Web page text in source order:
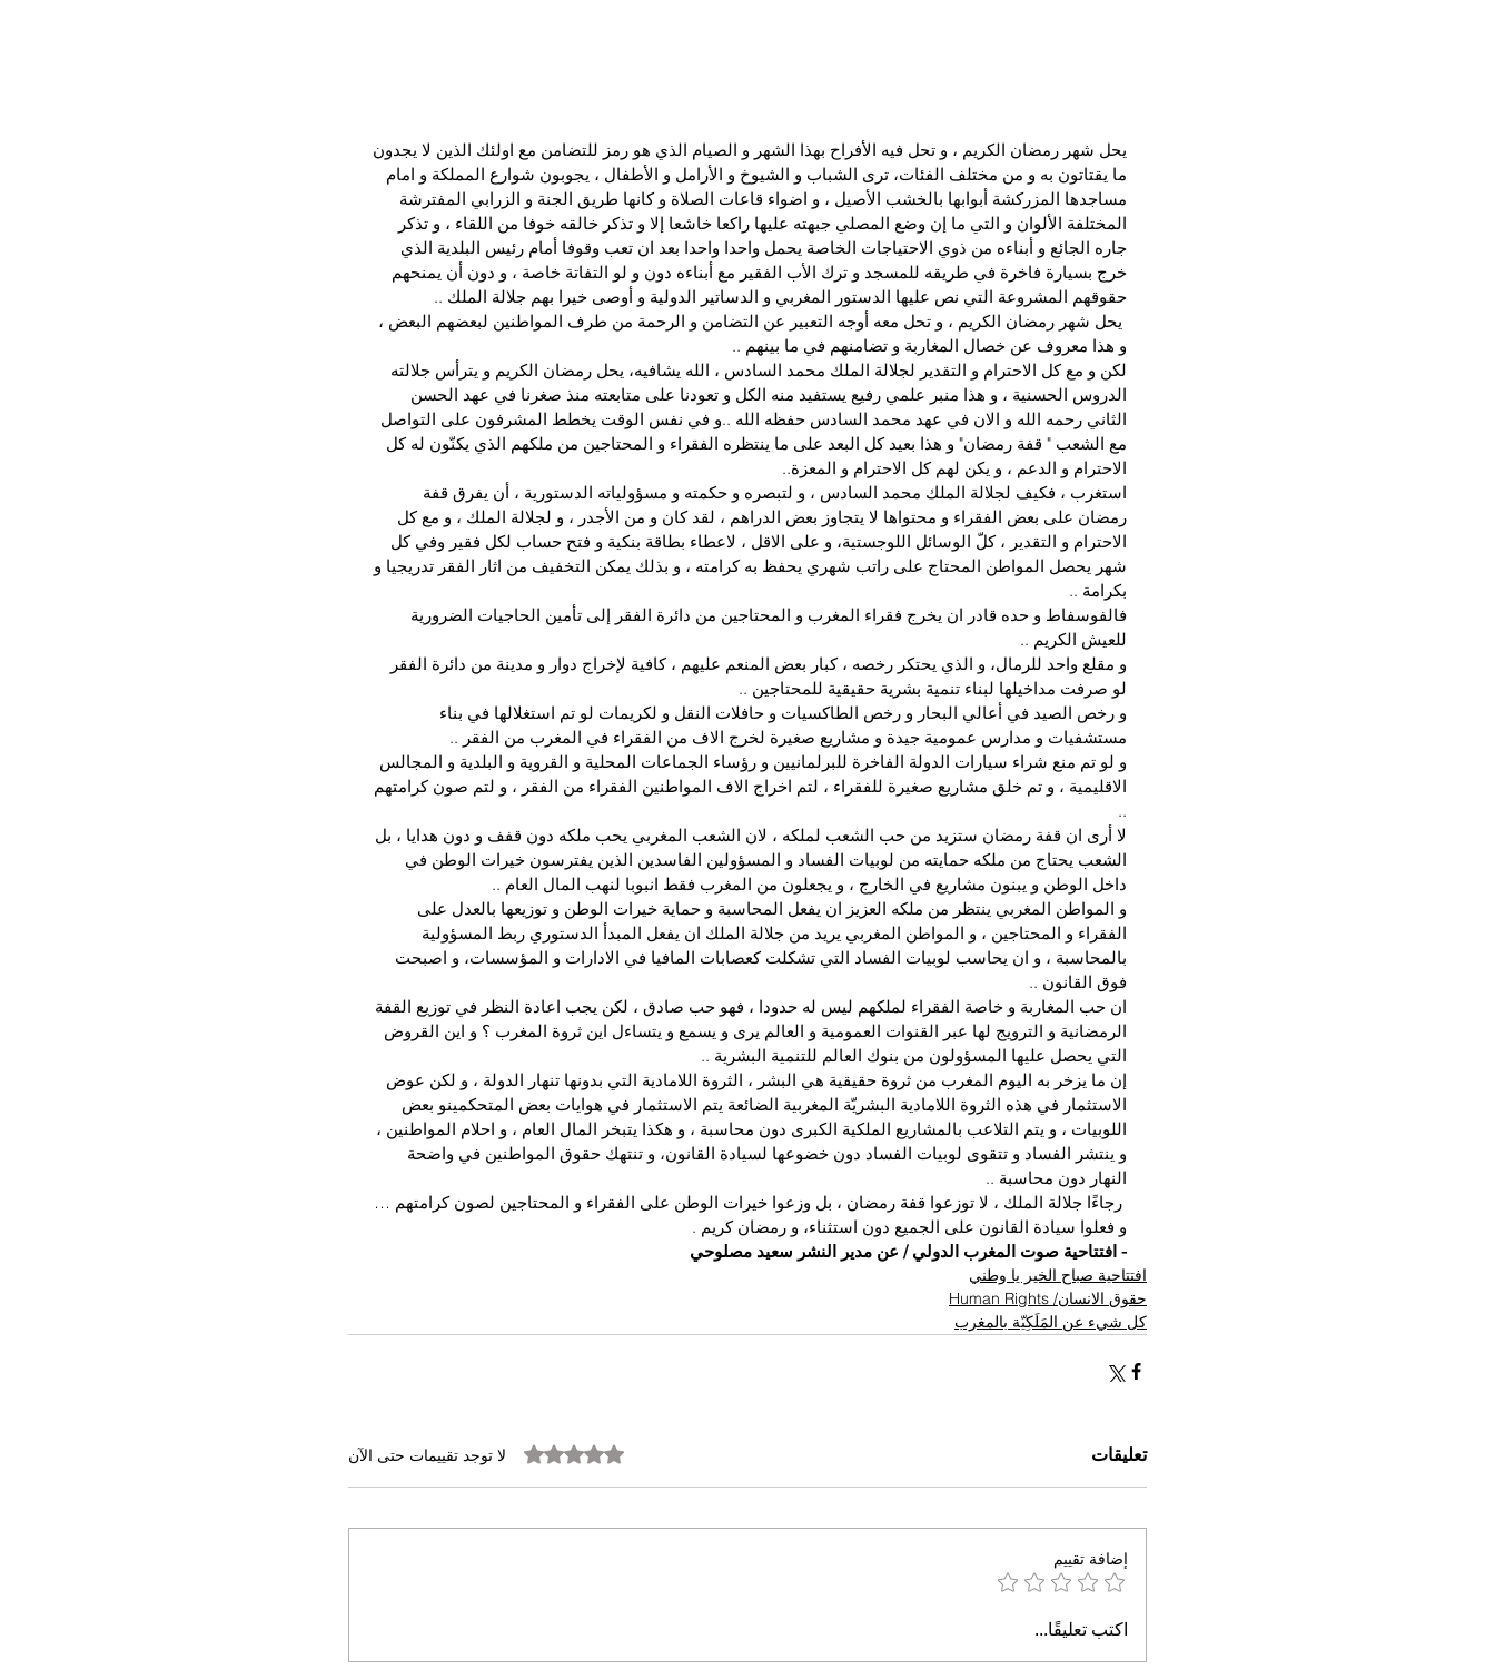
يحل شهر رمضان الكريم ، و تحل فيه الأفراح بهذا الشهر و الصيام الذي هو رمز للتضامن مع اولئك الذين لا يجدون
ما يقتاتون به و من مختلف الفئات، ترى الشباب و الشيوخ و الأرامل و الأطفال ، يجوبون شوارع المملكة و امام
مساجدها المزركشة أبوابها بالخشب الأصيل ، و اضواء قاعات الصلاة و كانها طريق الجنة و الزرابي المفترشة
المختلفة الألوان و التي ما إن وضع المصلي جبهته عليها راكعا خاشعا إلا و تذكر خالقه خوفا من اللقاء ، و تذكر
جاره الجائع و أبناءه من ذوي الاحتياجات الخاصة يحمل واحدا واحدا بعد ان تعب وقوفا أمام رئيس البلدية الذي
خرج بسيارة فاخرة في طريقه للمسجد و ترك الأب الفقير مع أبناءه دون و لو التفاتة خاصة ، و دون أن يمنحهم
حقوقهم المشروعة التي نص عليها الدستور المغربي و الدساتير الدولية و أوصى خيرا بهم جلالة الملك ..
يحل شهر رمضان الكريم ، و تحل معه أوجه التعبير عن التضامن و الرحمة من طرف المواطنين لبعضهم البعض ،
و هذا معروف عن خصال المغاربة و تضامنهم في ما بينهم ..
لكن و مع كل الاحترام و التقدير لجلالة الملك محمد السادس ، الله يشافيه، يحل رمضان الكريم و يترأس جلالته
الدروس الحسنية ، و هذا منبر علمي رفيع يستفيد منه الكل و تعودنا على متابعته منذ صغرنا في عهد الحسن
الثاني رحمه الله و الان في عهد محمد السادس حفظه الله ..و في نفس الوقت يخطط المشرفون على التواصل
مع الشعب " قفة رمضان" و هذا بعيد كل البعد على ما ينتظره الفقراء و المحتاجين من ملكهم الذي يكنّون له كل
الاحترام و الدعم ، و يكن لهم كل الاحترام و المعزة..
استغرب ، فكيف لجلالة الملك محمد السادس ، و لتبصره و حكمته و مسؤولياته الدستورية ، أن يفرق قفة
رمضان على بعض الفقراء و محتواها لا يتجاوز بعض الدراهم ، لقد كان و من الأجدر ، و لجلالة الملك ، و مع كل
الاحترام و التقدير ، كلّ الوسائل اللوجستية، و على الاقل ، لاعطاء بطاقة بنكية و فتح حساب لكل فقير وفي كل
شهر يحصل المواطن المحتاج على راتب شهري يحفظ به كرامته ، و بذلك يمكن التخفيف من اثار الفقر تدريجيا و
بكرامة ..
فالفوسفاط و حده قادر ان يخرج فقراء المغرب و المحتاجين من دائرة الفقر إلى تأمين الحاجيات الضرورية
للعيش الكريم ..
و مقلع واحد للرمال، و الذي يحتكر رخصه ، كبار بعض المنعم عليهم ، كافية لإخراج دوار و مدينة من دائرة الفقر
لو صرفت مداخيلها لبناء تنمية بشرية حقيقية للمحتاجين ..
و رخص الصيد في أعالي البحار و رخص الطاكسيات و حافلات النقل و لكريمات لو تم استغلالها في بناء
مستشفيات و مدارس عمومية جيدة و مشاريع صغيرة لخرج الاف من الفقراء في المغرب من الفقر ..
و لو تم منع شراء سيارات الدولة الفاخرة للبرلمانيين و رؤساء الجماعات المحلية و القروية و البلدية و المجالس
الاقليمية ، و تم خلق مشاريع صغيرة للفقراء ، لتم اخراج الاف المواطنين الفقراء من الفقر ، و لتم صون كرامتهم
..
لا أرى ان قفة رمضان ستزيد من حب الشعب لملكه ، لان الشعب المغربي يحب ملكه دون قفف و دون هدايا ، بل
الشعب يحتاج من ملكه حمايته من لوبيات الفساد و المسؤولين الفاسدين الذين يفترسون خيرات الوطن في
داخل الوطن و يبنون مشاريع في الخارج ، و يجعلون من المغرب فقط انبوبا لنهب المال العام ..
و المواطن المغربي ينتظر من ملكه العزيز ان يفعل المحاسبة و حماية خيرات الوطن و توزيعها بالعدل على
الفقراء و المحتاجين ، و المواطن المغربي يريد من جلالة الملك ان يفعل المبدأ الدستوري ربط المسؤولية
بالمحاسبة ، و ان يحاسب لوبيات الفساد التي تشكلت كعصابات المافيا في الادارات و المؤسسات، و اصبحت
فوق القانون ..
ان حب المغاربة و خاصة الفقراء لملكهم ليس له حدودا ، فهو حب صادق ، لكن يجب اعادة النظر في توزيع القفة
الرمضانية و الترويج لها عبر القنوات العمومية و العالم يرى و يسمع و يتساءل اين ثروة المغرب ؟ و اين القروض
التي يحصل عليها المسؤولون من بنوك العالم للتنمية البشرية ..
إن ما يزخر به اليوم المغرب من ثروة حقيقية هي البشر ، الثروة اللامادية التي بدونها تنهار الدولة ، و لكن عوض
الاستثمار في هذه الثروة اللامادية البشريّة المغربية الضائعة يتم الاستثمار في هوايات بعض المتحكمينو بعض
اللوبيات ، و يتم التلاعب بالمشاريع الملكية الكبرى دون محاسبة ، و هكذا يتبخر المال العام ، و احلام المواطنين ،
و ينتشر الفساد و تتقوى لوبيات الفساد دون خضوعها لسيادة القانون، و تنتهك حقوق المواطنين في واضحة
النهار دون محاسبة ..
رجاءًا جلالة الملك ، لا توزعوا قفة رمضان ، بل وزعوا خيرات الوطن على الفقراء و المحتاجين لصون كرامتهم …
و فعلوا سيادة القانون على الجميع دون استثناء، و رمضان كريم .
- افتتاحية صوت المغرب الدولي / عن مدير النشر سعيد مصلوحي
افتتاحية صباح الخير يا وطني
حقوق الانسان/ Human Rights
كل شيء عن المَلَكِيّة بالمغرب
تعليقات تم التقييم بـ 0 من أصل 5 نجوم. لا توجد تقييمات حتى الآن
إضافة تقييم
اكتب تعليقًا...